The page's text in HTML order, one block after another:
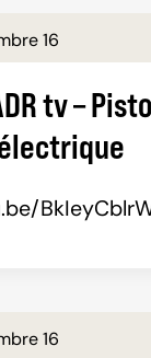
16
tv –
16